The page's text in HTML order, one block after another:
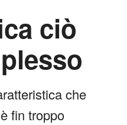
ciò
che
fin troppo